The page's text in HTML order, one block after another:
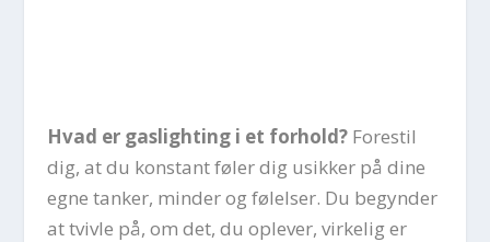
Hvad er gaslighting i et forhold?Forestil
dig, at du konstant føler dig usikker på dine
egne tanker, minder og følelser. Du begynder
at tvivle på, om det, du oplever, virkelig er